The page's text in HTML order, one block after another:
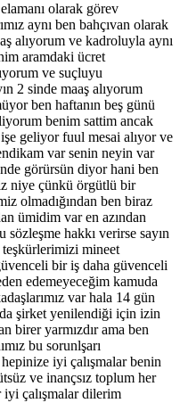
olarak görev
aynı ben bahçıvan olarak
alıyorum ve kadroluyla aynı
aramdaki ücret
ve suçluyu
2 sinde maaş alıyorum
ben haftanın beş günü
benim sattim ancak
geliyor fuul mesai alıyor ve
var senin neyin var
görürsün diyor hani ben
niye çünkü örgütlü bir
olmadığından ben biraz
ümidim var en azından
hakkı verirse sayın
teşkürlerimizi mineet
bir iş daha güvenceli
edemeyeceğim kamuda
var hala 14 gün
şirket yenilendiği için izin
birer yarmızdır ama ben
bu sorunlşarı
iyi çalışmalar benin
ve inançsız toplum her
çalışmalar dilerim